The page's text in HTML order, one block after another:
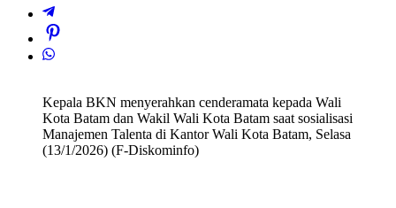
Kepala BKN menyerahkan cenderamata kepada Wali
Kota Batam dan Wakil Wali Kota Batam saat sosialisasi
Manajemen Talenta di Kantor Wali Kota Batam, Selasa
(13/1/2026) (F-Diskominfo)